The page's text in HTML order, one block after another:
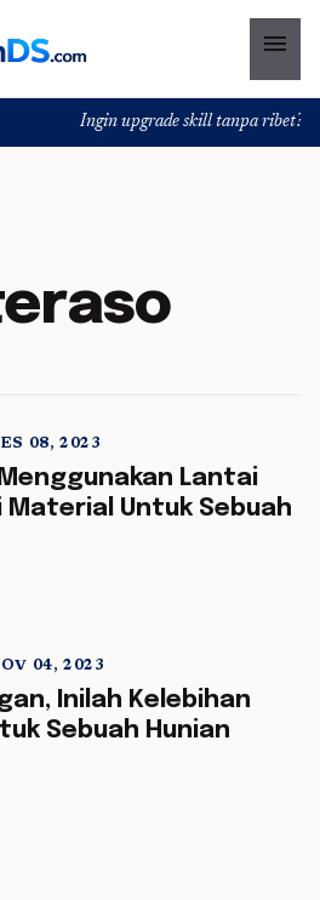
menu
Ingin upgrade skill tanpa ribet?
5 min read
08, 2023
Lantai
Material Untuk Sebuah
5 min read
04, 2023
Inilah Kelebihan
Sebuah Hunian